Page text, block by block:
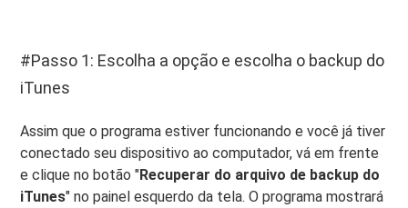
#Passo 1: Escolha a opção e escolha o backup do
iTunes
Assim que o programa estiver funcionando e você já tiver
conectado seu dispositivo ao computador, vá em frente
e clique no botão "Recuperar do arquivo de backup do
iTunes" no painel esquerdo da tela. O programa mostrará